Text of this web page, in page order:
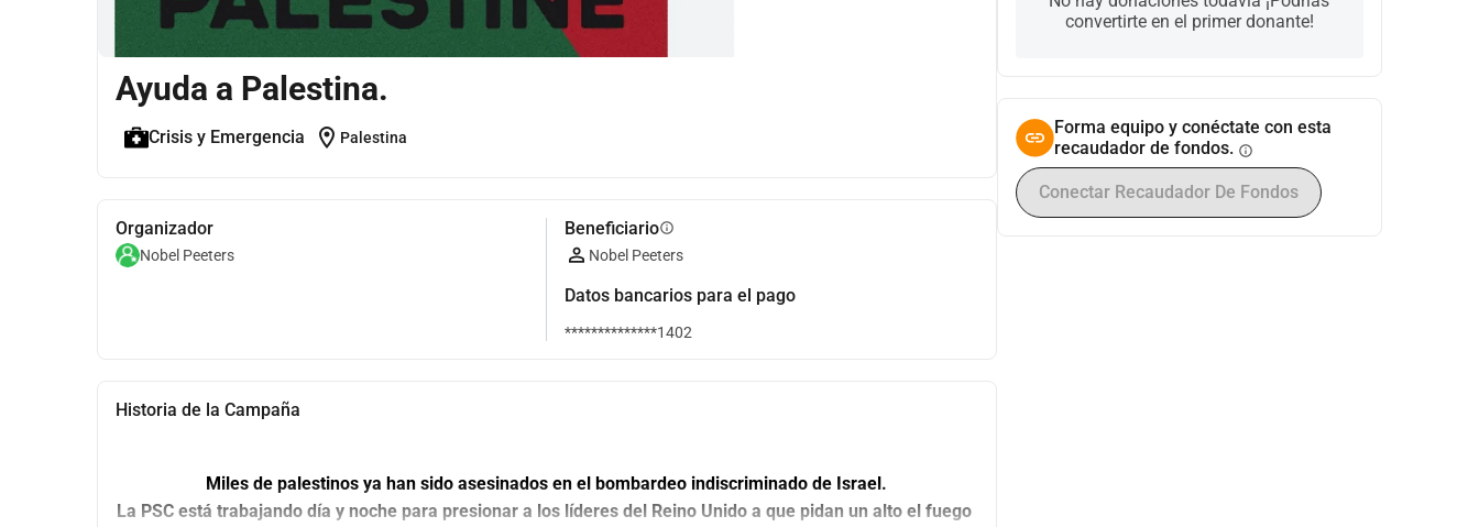
Ayuda a Palestina.
Crisis y Emergencia location_on Palestina
Organizador
Nobel Peeters
Beneficiarioinfo
Nobel Peeters
Datos bancarios para el pago
**************1402
Historia de la Campaña
Miles de palestinos ya han sido asesinados en el bombardeo indiscriminado de Israel.
La PSC está trabajando día y noche para presionar a los líderes del Reino Unido a que pidan un alto el fuego
convertirte en el primer donante!
Forma equipo y conéctate con esta
recaudador de fondos. info
Conectar Recaudador De Fondos